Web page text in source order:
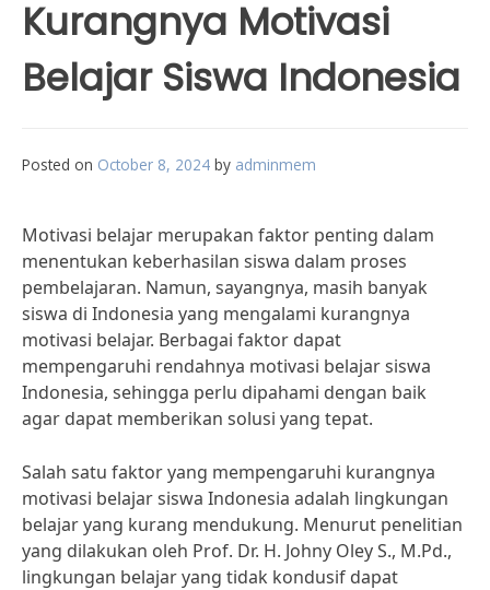
Kurangnya Motivasi
Belajar Siswa Indonesia
Posted on October 8, 2024 by adminmem
Motivasi belajar merupakan faktor penting dalam
menentukan keberhasilan siswa dalam proses
pembelajaran. Namun, sayangnya, masih banyak
siswa di Indonesia yang mengalami kurangnya
motivasi belajar. Berbagai faktor dapat
mempengaruhi rendahnya motivasi belajar siswa
Indonesia, sehingga perlu dipahami dengan baik
agar dapat memberikan solusi yang tepat.
Salah satu faktor yang mempengaruhi kurangnya
motivasi belajar siswa Indonesia adalah lingkungan
belajar yang kurang mendukung. Menurut penelitian
yang dilakukan oleh Prof. Dr. H. Johny Oley S., M.Pd.,
lingkungan belajar yang tidak kondusif dapat